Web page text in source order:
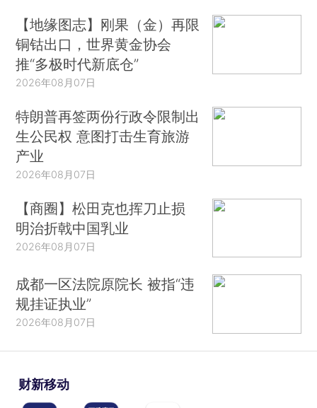
【地缘图志】刚果（金）再限
铜钴出口，世界黄金协会
推“多极时代新底仓”
2026年08月07日
特朗普再签两份行政令限制出
生公民权 意图打击生育旅游
产业
2026年08月07日
【商圈】松田克也挥刀止损
明治折戟中国乳业
2026年08月07日
成都一区法院原院长 被指“违
规挂证执业”
2026年08月07日
财新移动